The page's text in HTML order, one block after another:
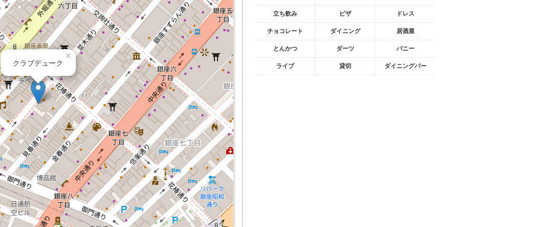
クラブデューク
×
立ち飲み ピザ ドレス
チョコレート ダイニング 居酒屋
とんかつ ダーツ バニー
ライブ 貸切 ダイニングバー